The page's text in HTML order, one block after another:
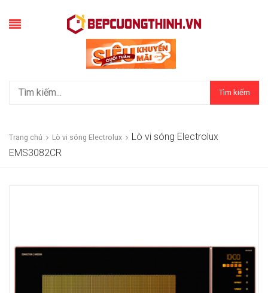
Tìm kiếm
Trang chủ Lò vi sóng Electrolux
Lò vi sóng Electrolux
EMS3082CR